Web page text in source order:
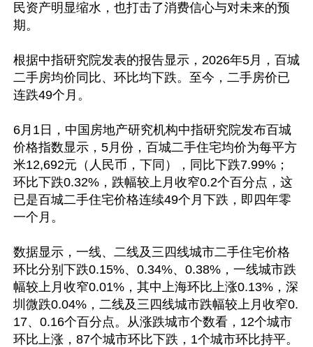
民资产明显缩水，也打击了消费信心与对未来的预
期。
根据中指研究院发表的报告显示，2026年5月，百城
二手房均价同比、环比均下跌。至今，二手房价已
连跌49个月。
6月1日，中国房地产研究机构中指研究院发布百城
价格指数显示，5月份，百城二手住宅均价为每平方
米12,692元（人民币，下同），同比下跌7.99%；
环比下跌0.32%，跌幅较上月收窄0.2个百分点，这
已是百城二手住宅价格连续49个月下跌，即四年零
一个月。
数据显示，一线、二线及三四线城市二手住宅价格
环比分别下跌0.15%、0.34%、0.38%，一线城市跌
幅较上月收窄0.01%，其中上海环比上涨0.13%，深
圳微跌0.04%，二线及三四线城市跌幅较上月收窄0.
17、0.16个百分点。从涨跌城市个数看，12个城市
环比上涨，87个城市环比下跌，1个城市环比持平。